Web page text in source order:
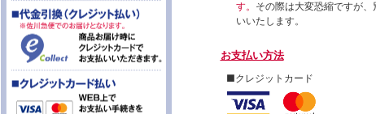
す。 その際は大変恐縮ですが
いいたします。
お支払い方法
■クレジットカード